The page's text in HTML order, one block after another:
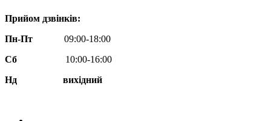
Прийом дзвінків:
Пн-Пт
09:00-18:00
Сб
10:00-16:00
Нд вихідний